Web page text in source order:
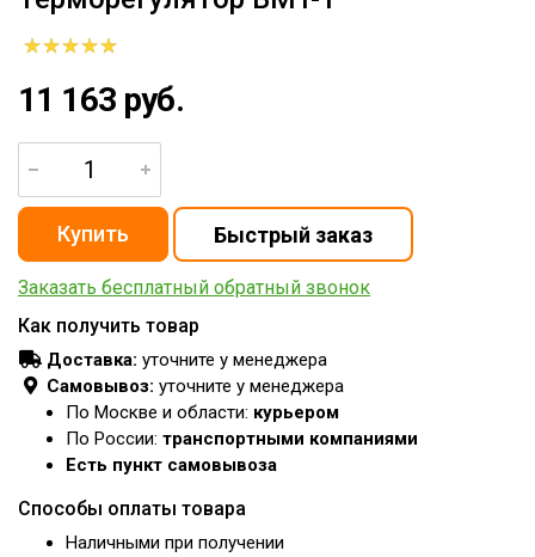
11 163 руб.
Заказать бесплатный обратный звонок
Как получить товар
Доставка: уточните у менеджера
Самовывоз: уточните у менеджера
По Москве и области: курьером
По России: транспортными компаниями
Есть пункт самовывоза
Способы оплаты товара
Наличными при получении